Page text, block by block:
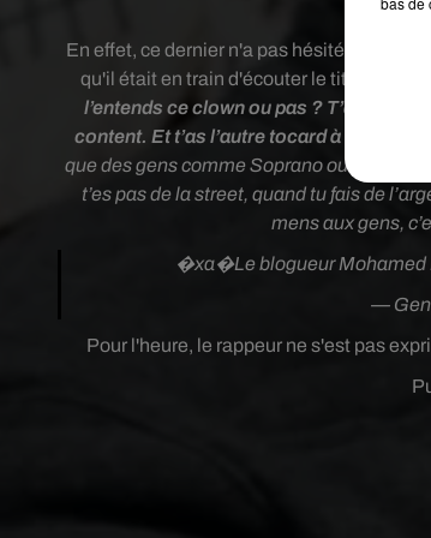
En effet, ce dernier n'a pas hésité à
qu'il était en train d'écouter le titre
l’entends ce clown ou pas ? T’allais
content. Et t’as l’autre tocard à côté, la
que des gens comme Soprano ou Gims,
t’es pas de la street, quand tu fais de
mens aux gens,
�xa�Le blogueur Mohamed
—
Pour l'heure, le rappeur ne s'est pas